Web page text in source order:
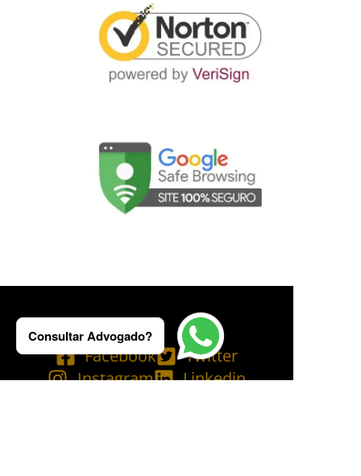
Facebook
Twitter
Instagram
Linkedin
Consultar Advogado?